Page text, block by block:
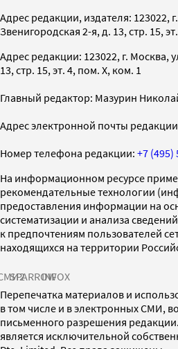
Адрес редакции, издателя: 123022,
Звенигородская 2-я, д. 13, стр. 15,
Адрес редакции: 123022, г. Москва,
13, стр. 15, эт. 4, пом. X, ком. 1
Главный редактор: Мазурин
Адрес электронной почты
Номер телефона редакции: +7 (495)
На информационном ресурсе
рекомендательные технологии
предоставления информации на
систематизации и анализа
к предпочтениям пользователей
находящихся на территории
SPARROWINFOX
Перепечатка материалов и
в том числе и в электронных СМИ,
письменного разрешения
является исключительной